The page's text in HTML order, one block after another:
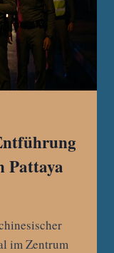
Pattaya
im Zentrum